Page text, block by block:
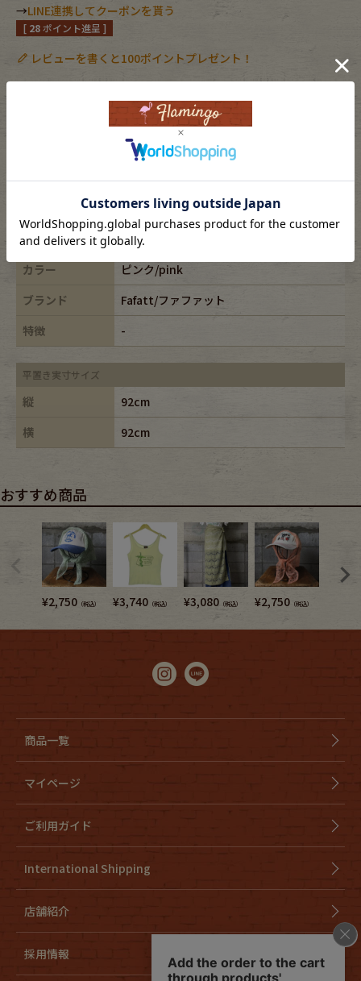
Eye Wear
Shoes
antique goods
vintage bicycle
FAFATT
→LINE連携してクーポンを貰う
[ 28ポイント進呈 ]
レビューを書くと100ポイントプレゼント！
カートに入れる
素材
-
カラー
ピンク/pink
ブランド
Fafatt/ファファット
特徴
-
平置き実寸サイズ
縦
92cm
横
92cm
おすすめ商品
¥2,750 （税込） ¥3,740 （税込） ¥3,080 （税込） ¥2,750 （税込）
商品一覧
マイページ
ご利用ガイド
International Shipping
店舗紹介
採用情報